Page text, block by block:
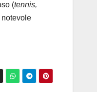
(tennis,
notevole